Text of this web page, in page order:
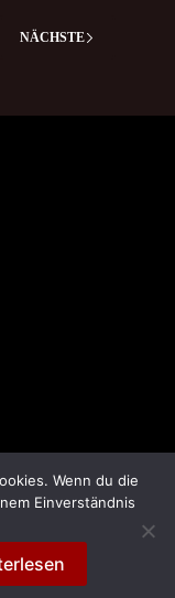
NÄCHSTE
&
Wenn du die
Einverständnis